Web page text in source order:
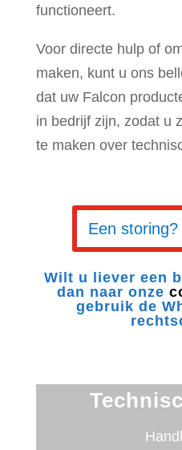
functioneert.
Voor directe hulp of
maken, kunt u ons
dat uw Falcon
in bedrijf zijn, zodat u
te maken over
Een
Wilt u liever een
dan naar onze
gebruik de